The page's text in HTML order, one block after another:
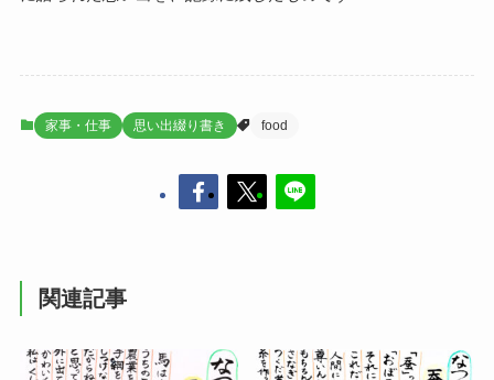
家事・仕事 思い出綴り書き food
関連記事